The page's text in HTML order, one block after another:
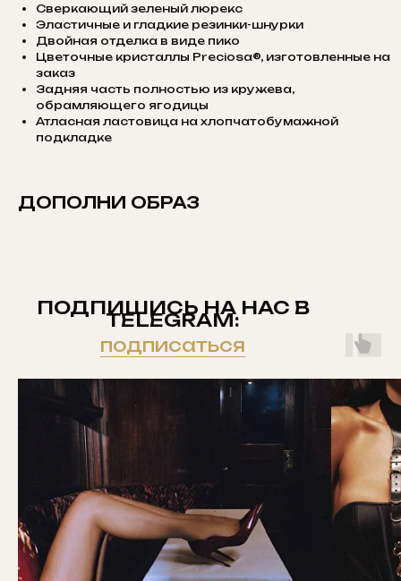
Сверкающий зеленый люрекс
Эластичные и гладкие резинки-шнурки
Двойная отделка в виде пико
Цветочные кристаллы Preciosa®, изготовленные на
заказ
Задняя часть полностью из кружева,
обрамляющего ягодицы
Атласная ластовица на хлопчатобумажной
подкладке
ДОПОЛНИ ОБРАЗ
ПОДПИШИСЬ НА НАС В
TELEGRAM:
подписаться